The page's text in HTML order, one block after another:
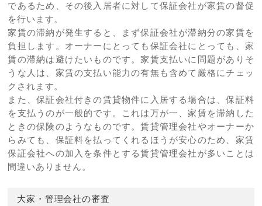
であるため、その後入居者に対して保証会社が家賃の督促
を行います。
家賃の滞納が発生すると、まず保証会社が滞納分の家賃を
負担します。オーナーにとっても保証会社にとっても、家
賃の滞納は避けたいものです。家賃支払いに問題がありそ
うな人は、家賃の支払い能力の有無も含めて厳格にチェッ
クされます。
また、保証会社付きの賃貸物件に入居する場合は、保証料
を支払うのが一般的です。これは万が一、家賃を滞納した
ときの保険のようなものです。賃貸管理会社やオーナーか
らみても、保証料を払ってくれるほうが安心のため、家賃
保証会社への加入を条件とする賃貸管理会社が多いことは
間違いありません。
大家・管理会社の審査